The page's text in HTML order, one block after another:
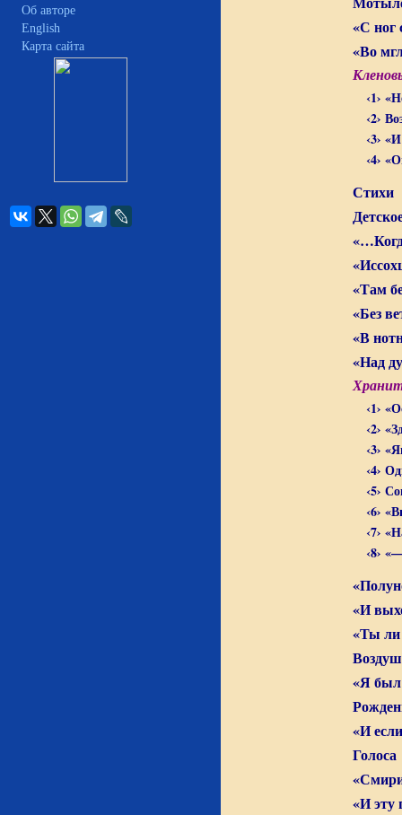
Об авторе
English
Карта сайта
«С ног
«Во
‹1›
‹2›
‹3›
‹4›
Стихи
«Там
«Без
«В
«Над
‹1›
‹2›
‹3›
‹4›
‹5›
‹6›
‹7›
‹8›
«И
«Ты ли
«Я был
«И
Голоса
«И эту